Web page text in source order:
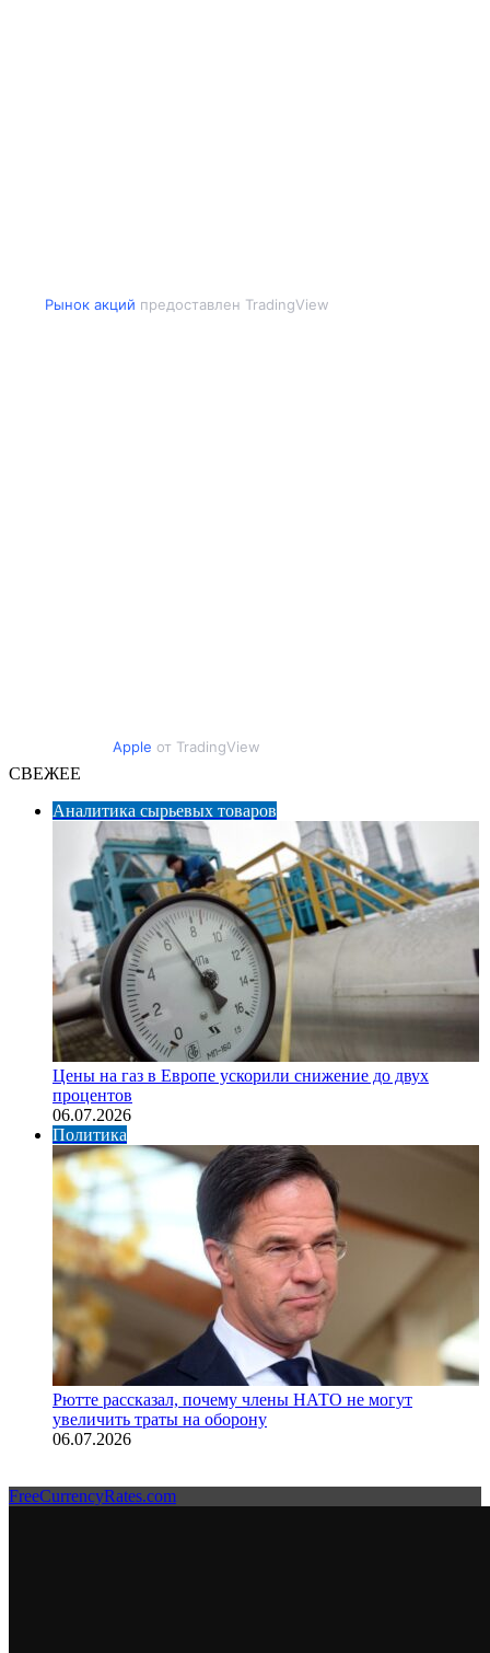
Рынок акций предоставлен TradingView
Apple от TradingView
СВЕЖЕЕ
Аналитика сырьевых товаров
Цены на газ в Европе ускорили снижение до двух
процентов
06.07.2026
Политика
Рютте рассказал, почему члены НАТО не могут
увеличить траты на оборону
06.07.2026
FreeCurrencyRates.com